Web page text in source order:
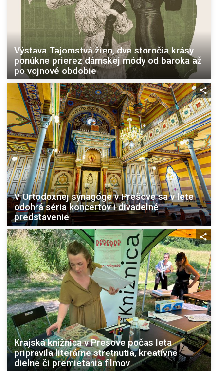
Výstava Tajomstvá žien, dve storočia krásy
ponúkne prierez dámskej módy od baroka až
po vojnové obdobie
V Ortodoxnej synagóge v Prešove sa v lete
odohrá séria koncertov i divadelné
predstavenie
Krajská knižnica v Prešove počas leta
pripravila literárne stretnutia, kreatívne
dielne či premietania filmov